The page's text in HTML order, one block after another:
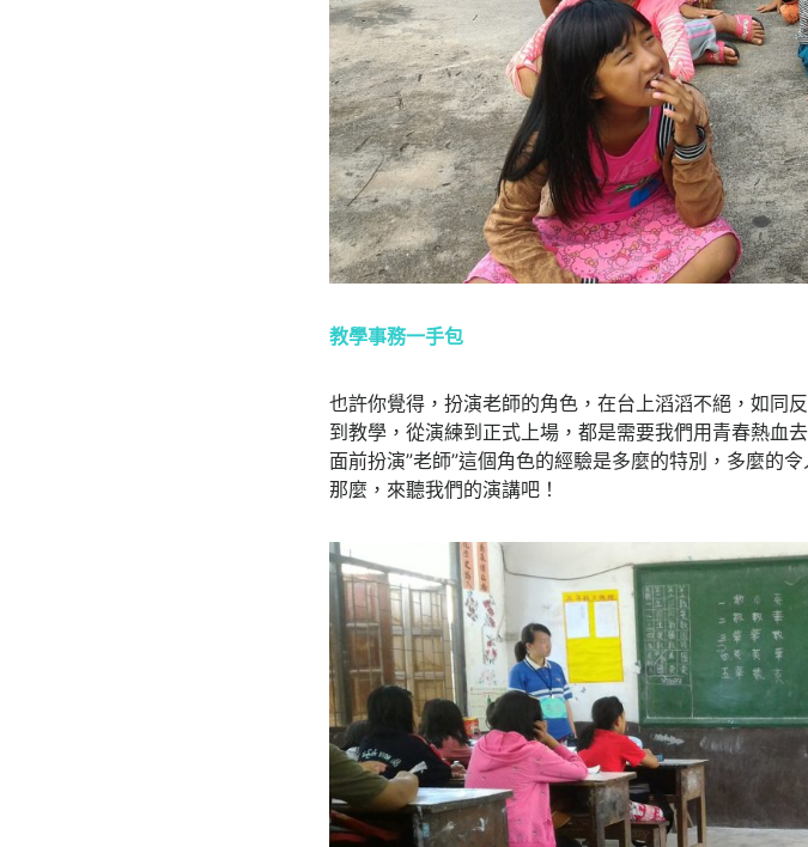
教學事務一手包
也許你覺得，扮演老師的角色，在台上滔滔不絕，如同
到教學，從演練到正式上場，都是需要我們用青春熱血
面前扮演”老師”這個角色的經驗是多麼的特別，多麼的
那麼，來聽我們的演講吧！